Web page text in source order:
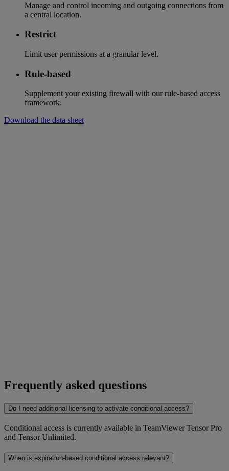
Manage and control incoming and outgoing connections from
a central location.
Restrict
Limit user permissions at a granular level.
Rule-based
Supplement your existing firewall with our rule-based access
framework.
Download the data sheet
Frequently asked questions
Do I need additional licensing to activate conditional access?
Conditional access is currently available in TeamViewer Tensor Pro
and Tensor Unlimited.
When is expiration-based conditional access relevant?